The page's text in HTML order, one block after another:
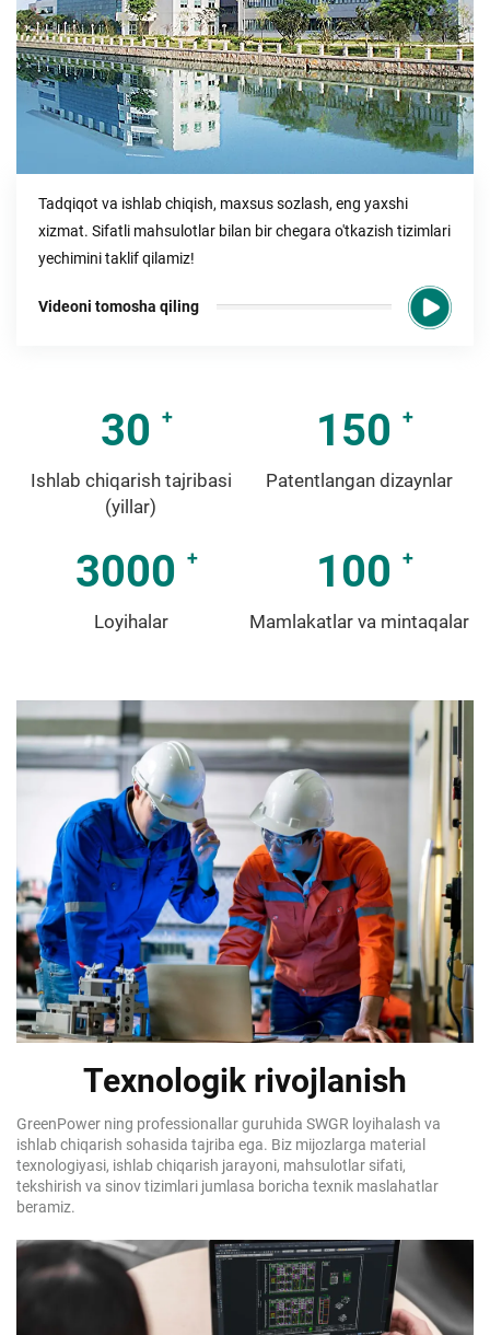
Tadqiqot va ishlab chiqish, maxsus sozlash, eng yaxshi
xizmat. Sifatli mahsulotlar bilan bir chegara o'tkazish tizimlari
yechimini taklif qilamiz!
Videoni tomosha qiling
30
Ishlab chiqarish tajribasi
(yillar)
150
Patentlangan dizaynlar
3000
Loyihalar
100
Mamlakatlar va mintaqalar
Texnologik rivojlanish
GreenPower ning professionallar guruhida SWGR loyihalash va
ishlab chiqarish sohasida tajriba ega. Biz mijozlarga material
texnologiyasi, ishlab chiqarish jarayoni, mahsulotlar sifati,
tekshirish va sinov tizimlari jumlasa boricha texnik maslahatlar
beramiz.